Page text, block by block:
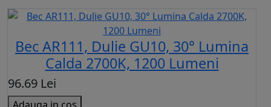
Bec AR111, Dulie GU10, 30° Lumina
Calda 2700K, 1200 Lumeni
96.69 Lei